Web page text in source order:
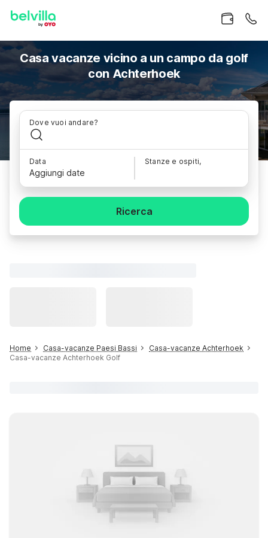
Casa vacanze vicino a un campo da golf
con Achterhoek
Dove vuoi andare?
Data
Aggiungi date
Stanze e ospiti,
Ricerca
Home Casa-vacanze Paesi Bassi
Casa-vacanze Achterhoek
Casa-vacanze Achterhoek Golf